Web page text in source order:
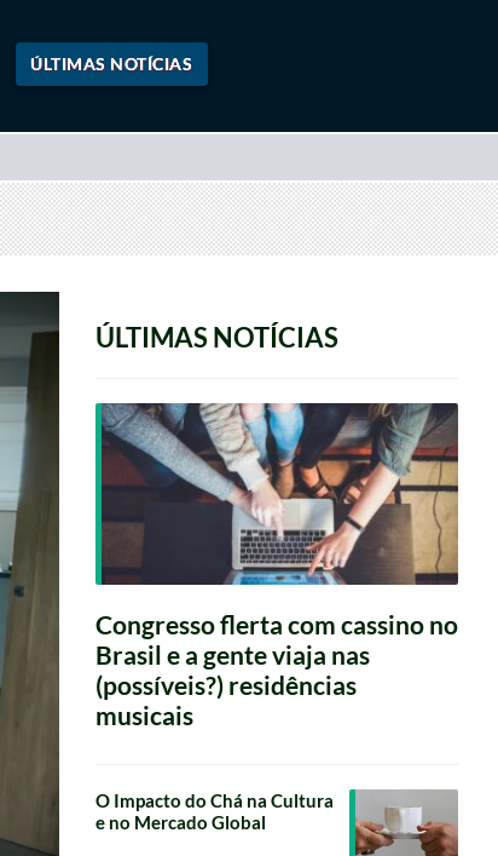
ÚLTIMAS NOTÍCIAS
ÚLTIMAS NOTÍCIAS
Congresso flerta com cassino no
Brasil e a gente viaja nas
(possíveis?) residências
musicais
O Impacto do Chá na Cultura
e no Mercado Global